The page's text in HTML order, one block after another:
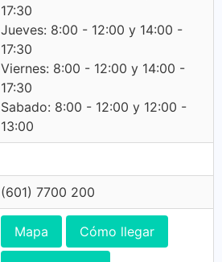
17:30
Jueves: 8:00 - 12:00 y 14:00 -
17:30
Viernes: 8:00 - 12:00 y 14:00 -
17:30
Sabado: 8:00 - 12:00 y 12:00 -
13:00
(601) 7700 200
Mapa Cómo llegar